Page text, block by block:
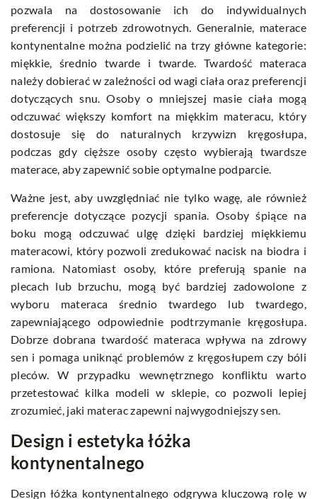
pozwala na dostosowanie ich do indywidualnych
preferencji i potrzeb zdrowotnych. Generalnie, materace
kontynentalne można podzielić na trzy główne kategorie:
miękkie, średnio twarde i twarde. Twardość materaca
należy dobierać w zależności od wagi ciała oraz preferencji
dotyczących snu. Osoby o mniejszej masie ciała mogą
odczuwać większy komfort na miękkim materacu, który
dostosuje się do naturalnych krzywizn kręgosłupa,
podczas gdy cięższe osoby często wybierają twardsze
materace, aby zapewnić sobie optymalne podparcie.
Ważne jest, aby uwzględniać nie tylko wagę, ale również
preferencje dotyczące pozycji spania. Osoby śpiące na
boku mogą odczuwać ulgę dzięki bardziej miękkiemu
materacowi, który pozwoli zredukować nacisk na biodra i
ramiona. Natomiast osoby, które preferują spanie na
plecach lub brzuchu, mogą być bardziej zadowolone z
wyboru materaca średnio twardego lub twardego,
zapewniającego odpowiednie podtrzymanie kręgosłupa.
Dobrze dobrana twardość materaca wpływa na zdrowy
sen i pomaga uniknąć problemów z kręgosłupem czy bóli
pleców. W przypadku wewnętrznego konfliktu warto
przetestować kilka modeli w sklepie, co pozwoli lepiej
zrozumieć, jaki materac zapewni najwygodniejszy sen.
Design i estetyka łóżka
kontynentalnego
Design łóżka kontynentalnego odgrywa kluczową rolę w